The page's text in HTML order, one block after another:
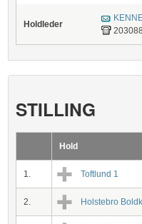
Holdleder
STILLING
Hold
1. Toftlund 1
2. Holstebro